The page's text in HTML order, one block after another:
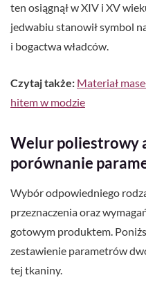
ten osiągnął w XIV i XV
jedwabiu stanowił symbol
i bogactwa władców.
Czytaj także: Materiał
hitem w modzie
Welur poliestrowy
porównanie
Wybór odpowiedniego
przeznaczenia oraz
gotowym produktem.
zestawienie parametrów
tej tkaniny.